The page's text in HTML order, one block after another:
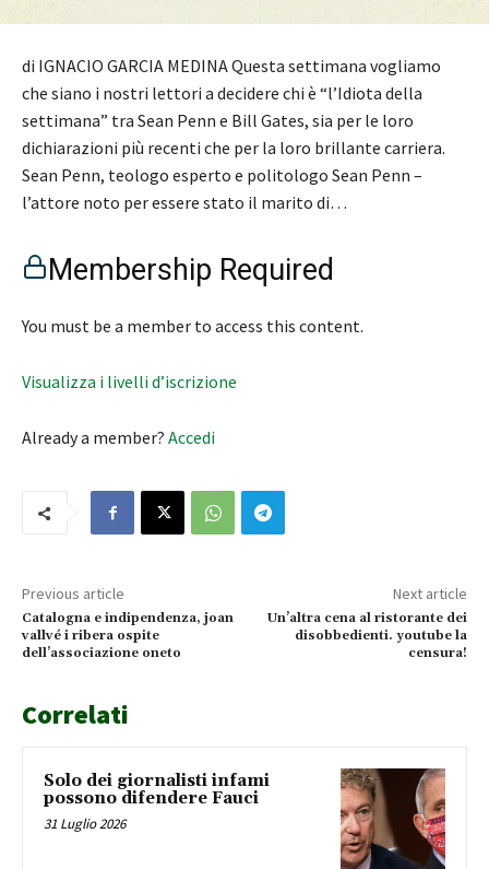
di IGNACIO GARCIA MEDINA Questa settimana vogliamo
che siano i nostri lettori a decidere chi è “l’Idiota della
settimana” tra Sean Penn e Bill Gates, sia per le loro
dichiarazioni più recenti che per la loro brillante carriera.
Sean Penn, teologo esperto e politologo Sean Penn –
l’attore noto per essere stato il marito di…
Membership Required
You must be a member to access this content.
Visualizza i livelli d’iscrizione
Already a member? Accedi
Previous article
Catalogna e indipendenza, joan
vallvé i ribera ospite
dell’associazione oneto
Next article
Un’altra cena al ristorante dei
disobbedienti. youtube la
censura!
Correlati
Solo dei giornalisti infami
possono difendere Fauci
31 Luglio 2026